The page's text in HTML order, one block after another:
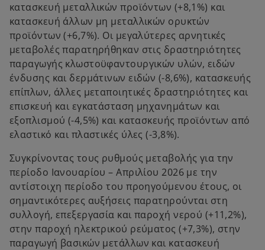
κατασκευή μεταλλικών προϊόντων (+8,1%) και
κατασκευή άλλων μη μεταλλικών ορυκτών
προϊόντων (+6,7%). Οι μεγαλύτερες αρνητικές
μεταβολές παρατηρήθηκαν στις δραστηριότητες
παραγωγής κλωστοϋφαντουργικών υλών, ειδών
ένδυσης και δερμάτινων ειδών (-8,6%), κατασκευής
επίπλων, άλλες μεταποιητικές δραστηριότητες και
επισκευή και εγκατάσταση μηχανημάτων και
εξοπλισμού (-4,5%) και κατασκευής προϊόντων από
ελαστικό και πλαστικές ύλες (-3,8%).
Συγκρίνοντας τους ρυθμούς μεταβολής για την
περίοδο Ιανουαρίου – Απριλίου 2026 με την
αντίστοιχη περίοδο του προηγούμενου έτους, οι
σημαντικότερες αυξήσεις παρατηρούνται στη
συλλογή, επεξεργασία και παροχή νερού (+11,2%),
στην παροχή ηλεκτρικού ρεύματος (+7,3%), στην
παραγωγή βασικών μετάλλων και κατασκευή